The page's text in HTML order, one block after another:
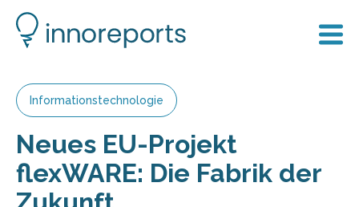
Informationstechnologie
Neues EU-Projekt
flexWARE: Die Fabrik der